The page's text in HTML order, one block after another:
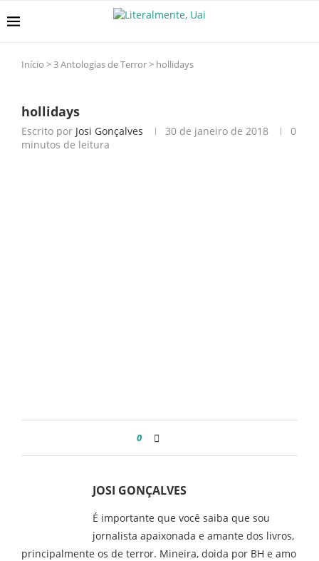
Início >3 Antologias de Terror> hollidays
hollidays
Escrito por Josi Gonçalves 30 de janeiro de 2018
0
minutos de leitura
0
JOSI GONÇALVES
É importante que você saiba que sou
jornalista apaixonada e amante dos livros,
principalmente os de terror. Mineira, doida por BH e amo